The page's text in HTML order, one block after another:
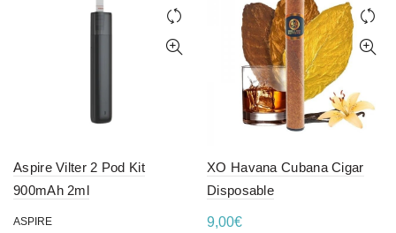
Aspire Vilter 2 Pod Kit
900mAh 2ml
ASPIRE
XO Havana Cubana Cigar
Disposable
9,00€